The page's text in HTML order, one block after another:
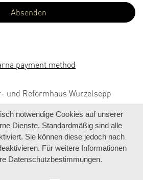
und Reformhaus Wurzelsepp
notwendige Cookies auf unserer
Dienste. Standardmäßig sind alle
Sie können diese jedoch nach
Für weitere Informationen
Datenschutzbestimmungen.